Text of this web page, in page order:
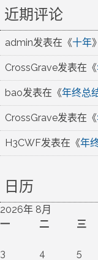
近期评论
admin发表在《十年》
CrossGrave发表在《
bao发表在《年终总
CrossGrave发表在《
H3CWF发表在《年
日历
2026年 8月
一
二 三
3
4 5